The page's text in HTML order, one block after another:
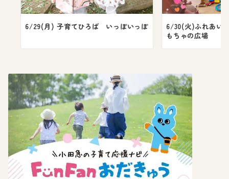
6/29(月) 子育てひろば いっぽいっぽ
6/30(火)ふれあい
もちゃの広場